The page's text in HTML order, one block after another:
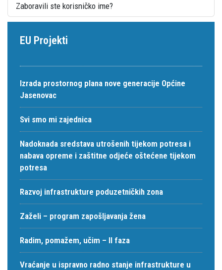
Zaboravili ste korisničko ime?
EU Projekti
Izrada prostornog plana nove generacije Općine
Jasenovac
Svi smo mi zajednica
Nadoknada sredstava utrošenih tijekom potresa i
nabava opreme i zaštitne odjeće oštećene tijekom
potresa
Razvoj infrastrukture poduzetničkih zona
Zaželi – program zapošljavanja žena
Radim, pomažem, učim – II faza
Vraćanje u ispravno radno stanje infrastrukture u